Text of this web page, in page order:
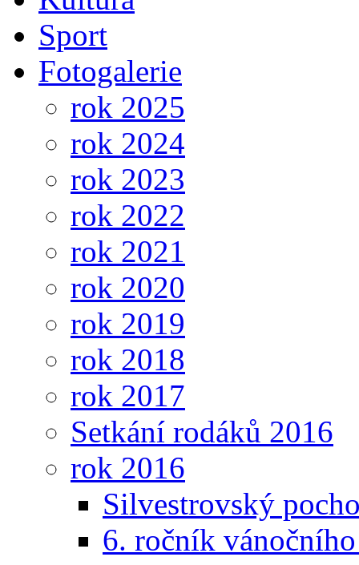
Sport
Fotogalerie
rok 2025
rok 2024
rok 2023
rok 2022
rok 2021
rok 2020
rok 2019
rok 2018
rok 2017
Setkání rodáků 2016
rok 2016
Silvestrovský
6. ročník